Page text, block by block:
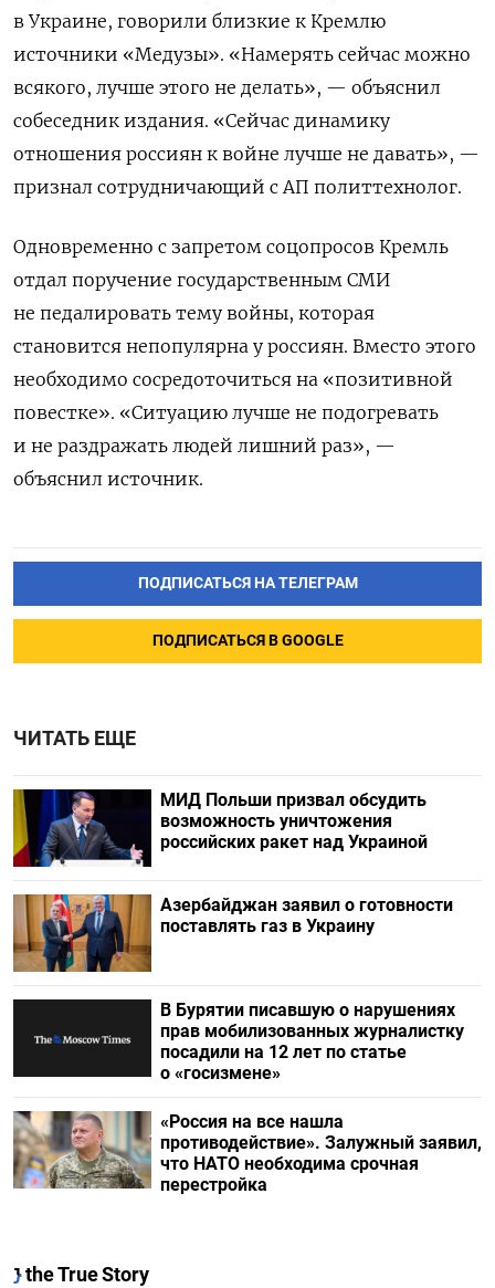
в Украине, говорили близкие к Кремлю
источники «Медузы». «Намерять сейчас можно
всякого, лучше этого не делать», — объяснил
собеседник издания. «Сейчас динамику
отношения россиян к войне лучше не давать», —
признал сотрудничающий с АП политтехнолог.
Одновременно с запретом соцопросов Кремль
отдал поручение государственным СМИ
не педалировать тему войны, которая
становится непопулярна у россиян. Вместо этого
необходимо сосредоточиться на «позитивной
повестке». «Ситуацию лучше не подогревать
и не раздражать людей лишний раз», —
объяснил источник.
ПОДПИСАТЬСЯ НА ТЕЛЕГРАМ
ПОДПИСАТЬСЯ В GOOGLE
ЧИТАТЬ ЕЩЕ
МИД Польши призвал обсудить
возможность уничтожения
российских ракет над Украиной
Азербайджан заявил о готовности
поставлять газ в Украину
В Бурятии писавшую о нарушениях
прав мобилизованных журналистку
посадили на 12 лет по статье
о «госизмене»
«Россия на все нашла
противодействие». Залужный заявил,
что НАТО необходима срочная
перестройка